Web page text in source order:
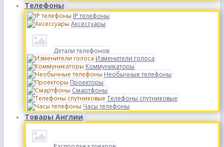
Телефоны
IP телефоны
Аксессуары
Детали телефонов
Изменители голоса
Коммуникаторы
Необычные телефоны
Проекторы
Смартфоны
Телефоны спутниковые
Часы телефоны
Товары Англии